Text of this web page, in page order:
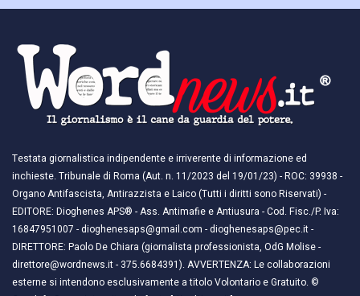
Testata giornalistica indipendente e irriverente di informazione ed
inchieste. Tribunale di Roma (Aut. n. 11/2023 del 19/01/23) - ROC: 39938 -
Organo Antifascista, Antirazzista e Laico (Tutti i diritti sono Riservati) -
EDITORE: Dioghenes APS® - Ass. Antimafie e Antiusura - Cod. Fisc./P. Iva:
16847951007 - dioghenesaps@gmail.com - dioghenesaps@pec.it - ​​
DIRETTORE: Paolo De Chiara (giornalista professionista, OdG Molise -
direttore@wordnews.it - ​​375.6684391). AVVERTENZA: Le collaborazioni
esterne si intendono esclusivamente a titolo Volontario e Gratuito. ©